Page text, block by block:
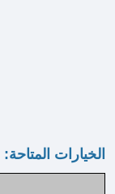
الخيارات المتاحة: